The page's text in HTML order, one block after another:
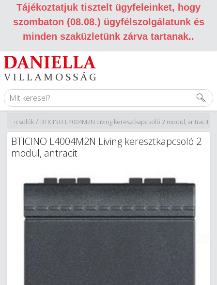
Tájékoztatjuk tisztelt ügyfeleinket, hogy
szombaton (08.08.) ügyfélszolgálatunk és
minden szaküzletünk zárva tartanak..
BTICINO L4004M2N Living keresztkapcsoló 2 modul, antracit
/
Kapcsolók
BTICINO L4004M2N Living keresztkapcsoló 2
modul, antracit